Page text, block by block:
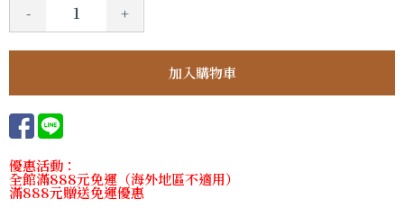
- +
優惠活動：
全館滿888元免運（海外地區不適用）
滿888元贈送免運優惠